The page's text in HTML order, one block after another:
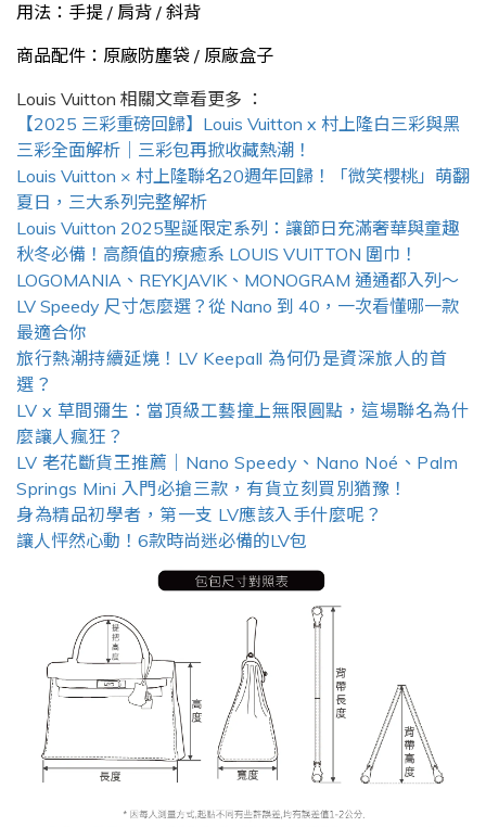
用法：手提 / 肩背 / 斜背
商品配件：原廠防塵袋 / 原廠盒子
Louis Vuitton 相關文章看更多 ：
【2025 三彩重磅回歸】Louis Vuitton x 村上隆白三彩與黑
三彩全面解析｜三彩包再掀收藏熱潮！
Louis Vuitton × 村上隆聯名20週年回歸！「微笑櫻桃」萌翻
夏日，三大系列完整解析
Louis Vuitton 2025聖誕限定系列：讓節日充滿奢華與童趣
秋冬必備！高顏值的療癒系 LOUIS VUITTON 圍巾！
LOGOMANIA、REYKJAVIK、MONOGRAM 通通都入列～
LV Speedy 尺寸怎麼選？從 Nano 到 40，一次看懂哪一款
最適合你
旅行熱潮持續延燒！LV Keepall 為何仍是資深旅人的首
選？
LV x 草間彌生：當頂級工藝撞上無限圓點，這場聯名為什
麼讓人瘋狂？
LV 老花斷貨王推薦｜Nano Speedy、Nano Noé、Palm
Springs Mini 入門必搶三款，有貨立刻買別猶豫！
身為精品初學者，第一支 LV應該入手什麼呢？
讓人怦然心動！6款時尚迷必備的LV包